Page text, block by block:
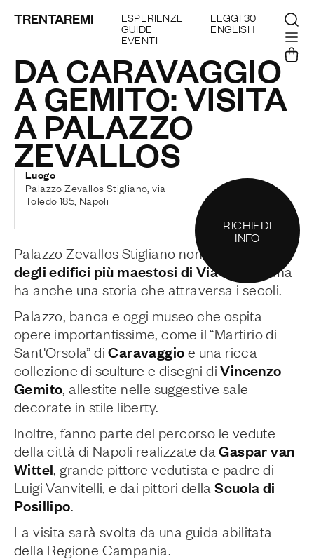
TRENTAREMI ESPERIENZE
GUIDE
EVENTI
LEGGI 30
ENGLISH
DA CARAVAGGIO
A GEMITO: VISITA
A PALAZZO
ZEVALLOS
Luogo
Palazzo Zevallos Stigliano, via
Toledo 185, Napoli
RICHIEDI
INFO
Palazzo Zevallos Stigliano non è solo
degli edifici più maestosi di Via Toledo
, ma
ha anche una storia che attraversa i secoli.
Palazzo, banca e oggi museo che ospita
opere importantissime, come il “Martirio di
Sant'Orsola” diCaravaggioe una ricca
collezione di sculture e disegni diVincenzo
Gemito , allestite nelle suggestive sale
decorate in stile liberty.
Inoltre, fanno parte del percorso le vedute
della città di Napoli realizzate daGaspar van
Wittel , grande pittore vedutista e padre di
Luigi Vanvitelli, e dai pittori dellaScuola di
Posillipo
La visita sarà svolta da una guida abilitata
della Regione Campania.